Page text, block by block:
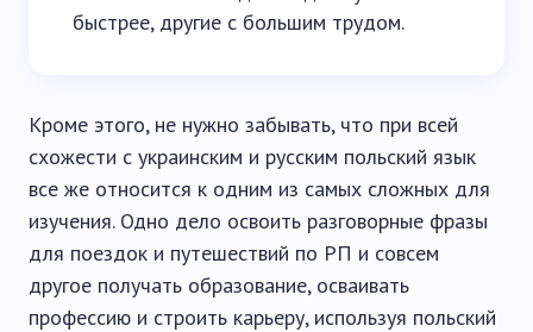
быстрее, другие с большим трудом.
Кроме этого, не нужно забывать, что при всей
схожести с украинским и русским польский язык
все же относится к одним из самых сложных для
изучения. Одно дело освоить разговорные фразы
для поездок и путешествий по РП и совсем
другое получать образование, осваивать
профессию и строить карьеру, используя польский